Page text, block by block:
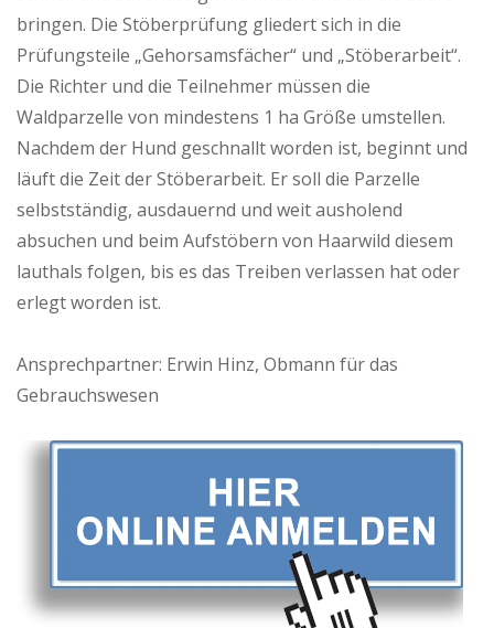
bringen. Die Stöberprüfung gliedert sich in die
Prüfungsteile „Gehorsamsfächer“ und „Stöberarbeit“.
Die Richter und die Teilnehmer müssen die
Waldparzelle von mindestens 1 ha Größe umstellen.
Nachdem der Hund geschnallt worden ist, beginnt und
läuft die Zeit der Stöberarbeit. Er soll die Parzelle
selbstständig, ausdauernd und weit ausholend
absuchen und beim Aufstöbern von Haarwild diesem
lauthals folgen, bis es das Treiben verlassen hat oder
erlegt worden ist.
Ansprechpartner: Erwin Hinz, Obmann für das
Gebrauchswesen